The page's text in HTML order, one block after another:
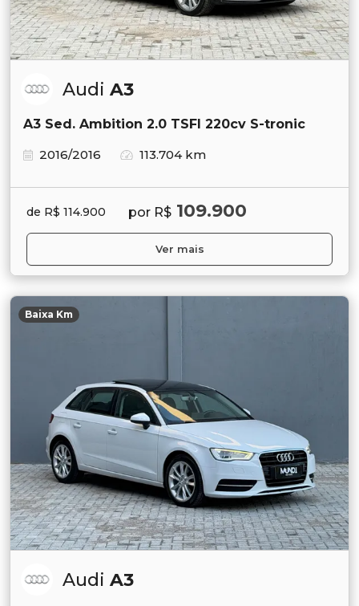
Audi A3
A3 Sed. Ambition 2.0 TSFI 220cv S-tronic
2016/2016
113.704 km
de R$ 114.900 por R$ 109.900
Ver mais
Baixa Km
Audi A3